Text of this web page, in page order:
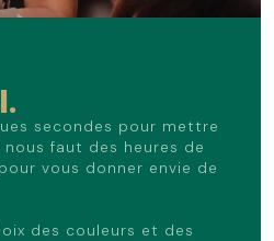
secondes pour mettre
nous faut des heures de
vous donner envie de
des couleurs et des